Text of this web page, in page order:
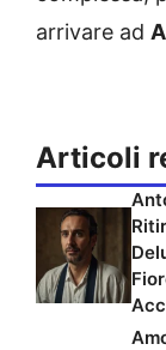
arrivare ad
Articoli